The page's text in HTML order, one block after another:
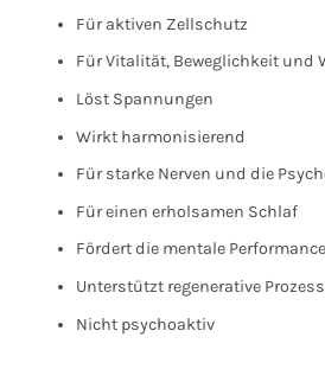
Für aktiven Zellschutz
Für Vitalität, Beweglichkeit und
Löst Spannungen
Wirkt harmonisierend
Für starke Nerven und die
Für einen erholsamen Schlaf
Fördert die mentale Performance
Unterstützt regenerative
Nicht psychoaktiv